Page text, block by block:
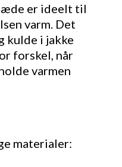
er ideelt til
varm. Det
kulde i jakke
forskel, når
varmen
materialer: